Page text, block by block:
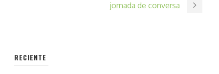
jornada de conversa
RECIENTE